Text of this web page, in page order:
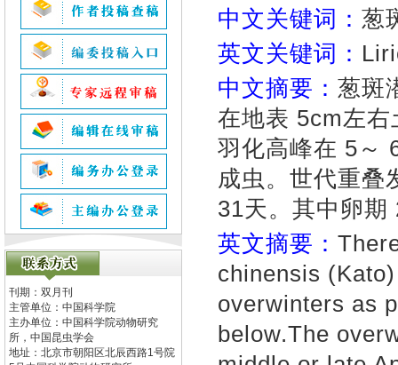
刊期：双月刊
主管单位： 中国科学院
主办单位： 中国科学院动物研究
所，中国昆虫学会
地址： 北京市朝阳区北辰西路1号院
中文关键词： 葱
英文关键词：
中文摘要： 葱斑
在地表 5cm左
羽化高峰在 5～
成虫。世代重叠
31天。其中卵
英文摘要：
chinensis
overwinters as
below.The